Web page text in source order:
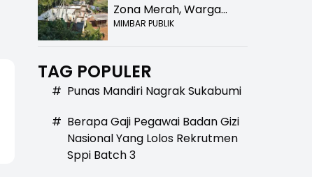
Zona Merah, Warga
Kampung Nangewer
Relokasi
MIMBAR PUBLIK
TAG POPULER
# Punas Mandiri Nagrak Sukabumi
# Berapa Gaji Pegawai Badan Gizi
Nasional Yang Lolos Rekrutmen
Sppi Batch 3